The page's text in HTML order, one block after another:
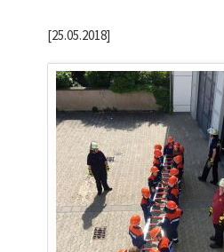
[25.05.2018]